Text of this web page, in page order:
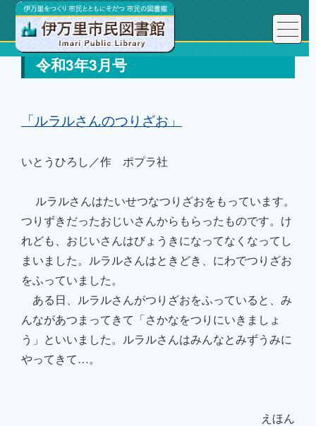
令和3年3月号
「ルラルさんのつりざお 」
いとうひろし／作 ポプラ社
ルラルさんはたいせつなつりざおをもっています。
つりずきだったおじいさんからもらったものです。 け
れども、おじいさんはびょうきになってなくなってし
まいました。ルラルさんはときどき、にわでつりざお
をふっていました。
ある日、ルラルさんがつりざおをふっていると、み
んながあつまってきて「さかなをつりにいきましょ
う」といいました。ルラルさんはみんなとみずうみに
やってきて…。
えほん